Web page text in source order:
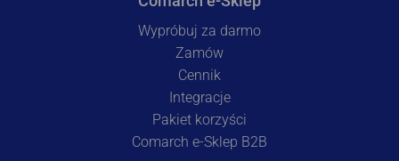
Wypróbuj za darmo
Zamów
Cennik
Integracje
Pakiet korzyści
Comarch e-Sklep B2B